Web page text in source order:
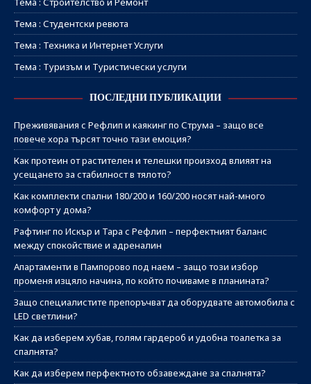
Тема : Студентски ревюта
Тема : Техника и Интернет Услуги
Тема : Туризъм и Туристически услуги
ПОСЛЕДНИ ПУБЛИКАЦИИ
Преживявания с Рефлип и каякинг по Струма – защо все
повече хора търсят точно тази емоция?
Как протеин от растителен и телешки произход влияят на
усещането за стабилност в тялото?
Как комплекти спални 180/200 и 160/200 носят най-много
комфорт у дома?
Рафтинг по Искър и Тара с Рефлип – перфектният баланс
между спокойствие и адреналин
Апартаменти в Пампорово под наем – защо този избор
променя изцяло начина, по който почиваме в планината?
Защо специалистите препоръчват да оборудвате автомобила с
LED светлини?
Как да изберем хубав, голям гардероб и удобна тоалетка за
спалнята?
Как да изберем перфектното обзавеждане за спалнята?